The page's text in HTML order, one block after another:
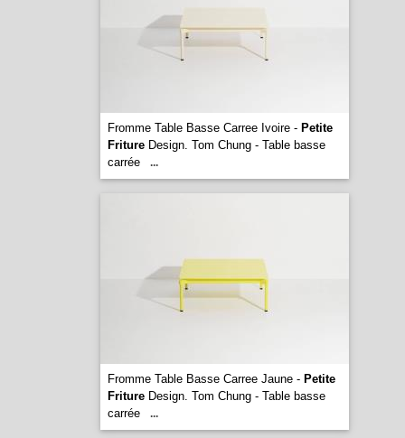
Fromme Table Basse Carree Ivoire - Petite
FritureDesign. Tom Chung - Table basse
carrée
...
Fromme Table Basse Carree Jaune - Petite
FritureDesign. Tom Chung - Table basse
carrée
...